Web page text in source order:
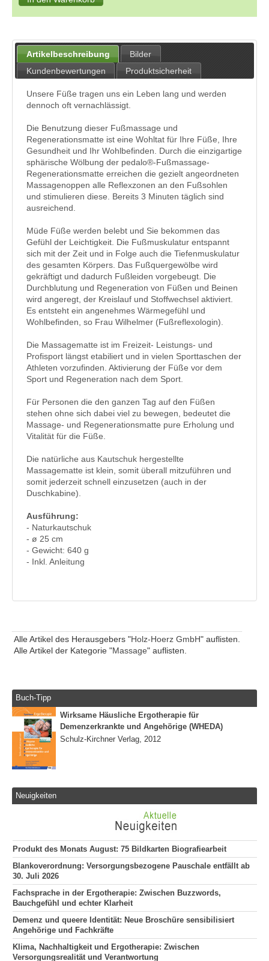
Artikelbeschreibung
Bilder
Kundenbewertungen
Produktsicherheit
Unsere Füße tragen uns ein Leben lang und werden
dennoch oft vernachlässigt.
Die Benutzung dieser Fußmassage und
Regenerationsmatte ist eine Wohltat für Ihre Füße, Ihre
Gesundheit und Ihr Wohlbefinden. Durch die einzigartige
sphärische Wölbung der pedalo®-Fußmassage-
Regenerationsmatte erreichen die gezielt angeordneten
Massagenoppen alle Reflexzonen an den Fußsohlen
und stimulieren diese. Bereits 3 Minuten täglich sind
ausreichend.
Müde Füße werden belebt und Sie bekommen das
Gefühl der Leichtigkeit. Die Fußmuskulatur entspannt
sich mit der Zeit und in Folge auch die Tiefenmuskulatur
des gesamten Körpers. Das Fußquergewölbe wird
gekräftigt und dadurch Fußleiden vorgebeugt. Die
Durchblutung und Regeneration von Füßen und Beinen
wird angeregt, der Kreislauf und Stoffwechsel aktiviert.
Es entsteht ein angenehmes Wärmegefühl und
Wohlbefinden, so Frau Wilhelmer (Fußreflexologin).
Die Massagematte ist im Freizeit- Leistungs- und
Profisport längst etabiliert und in vielen Sporttaschen der
Athleten vorzufinden. Aktivierung der Füße vor dem
Sport und Regeneration nach dem Sport.
Für Personen die den ganzen Tag auf den Füßen
stehen ohne sich dabei viel zu bewegen, bedeutet die
Massage- und Regenerationsmatte pure Erholung und
Vitalität für die Füße.
Die natürliche aus Kautschuk hergestellte
Massagematte ist klein, somit überall mitzuführen und
somit jederzeit schnell einzusetzen (auch in der
Duschkabine).
Ausführung:
- Naturkautschuk
- ø 25 cm
- Gewicht: 640 g
- Inkl. Anleitung
Alle Artikel des Herausgebers "Holz-Hoerz GmbH" auflisten.
Alle Artikel der Kategorie "Massage" auflisten.
Buch-Tipp
Wirksame Häusliche Ergotherapie für
Demenzerkrankte und Angehörige (WHEDA)
Schulz-Kirchner Verlag, 2012
Neuigkeiten
Produkt des Monats August: 75 Bildkarten Biografiearbeit
Blankoverordnung: Versorgungsbezogene Pauschale entfällt ab
30. Juli 2026
Fachsprache in der Ergotherapie: Zwischen Buzzwords,
Bauchgefühl und echter Klarheit
Demenz und queere Identität: Neue Broschüre sensibilisiert
Angehörige und Fachkräfte
Klima, Nachhaltigkeit und Ergotherapie: Zwischen
Versorgungsrealität und Verantwortung